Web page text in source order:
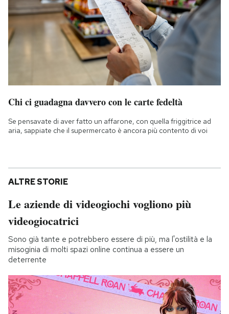
Chi ci guadagna davvero con le carte fedeltà
Se pensavate di aver fatto un affarone, con quella friggitrice ad
aria, sappiate che il supermercato è ancora più contento di voi
ALTRE STORIE
Le aziende di videogiochi vogliono più
videogiocatrici
Sono già tante e potrebbero essere di più, ma l'ostilità e la
misoginia di molti spazi online continua a essere un
deterrente